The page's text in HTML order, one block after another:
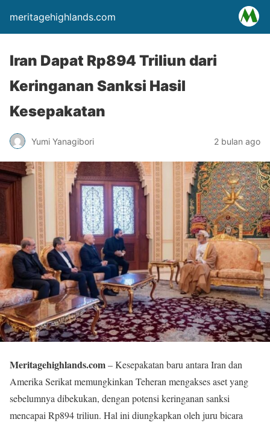
meritagehighlands.com
Iran Dapat Rp894 Triliun dari
Keringanan Sanksi Hasil
Kesepakatan
Yumi Yanagibori 2 bulan ago
Meritagehighlands.com– Kesepakatan baru antara Iran dan
Amerika Serikat memungkinkan Teheran mengakses aset yang
sebelumnya dibekukan, dengan potensi keringanan sanksi
mencapai Rp894 triliun. Hal ini diungkapkan oleh juru bicara